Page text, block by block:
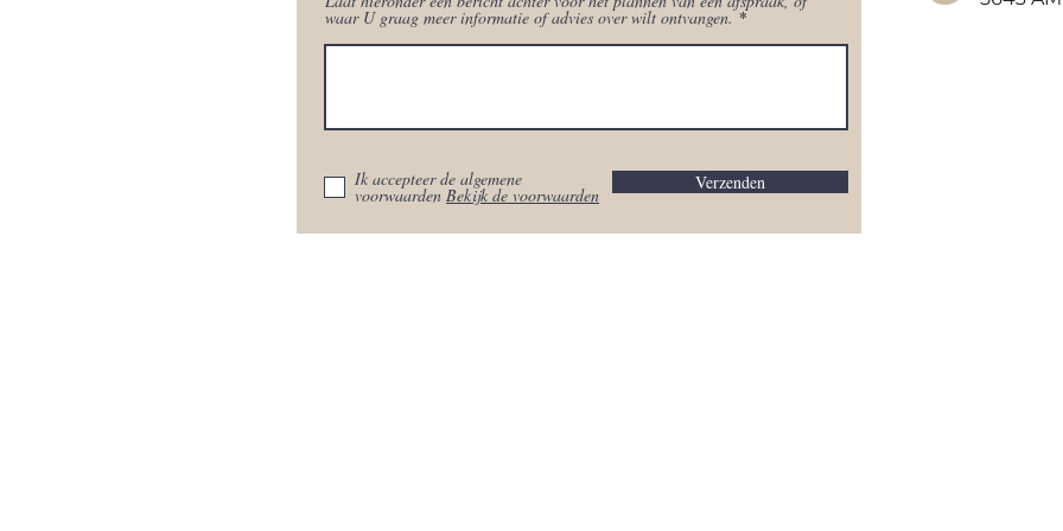
waar U graag meer informatie of advies over wilt ontvangen.
Ik accepteer de algemene
voorwaarden Bekijk de voorwaarden
Verzenden